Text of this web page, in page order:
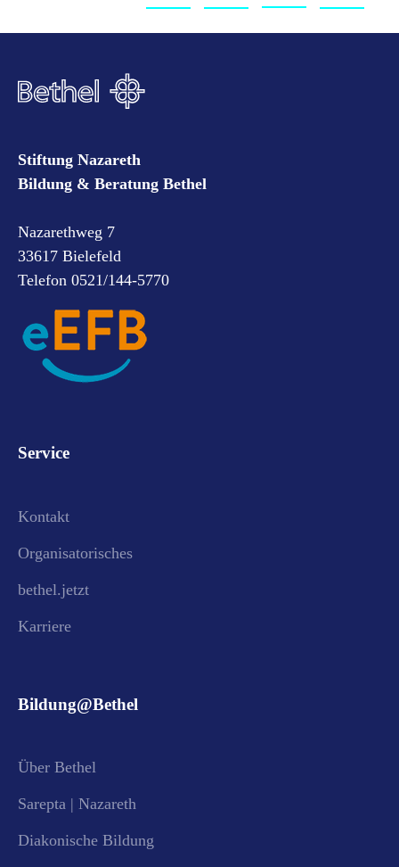
Stiftung Nazareth
Bildung & Beratung Bethel
Nazarethweg 7
33617 Bielefeld
Telefon 0521/144-5770
Service
Kontakt
Organisatorisches
bethel.jetzt
Karriere
Bildung@Bethel
Über Bethel
Sarepta | Nazareth
Diakonische Bildung